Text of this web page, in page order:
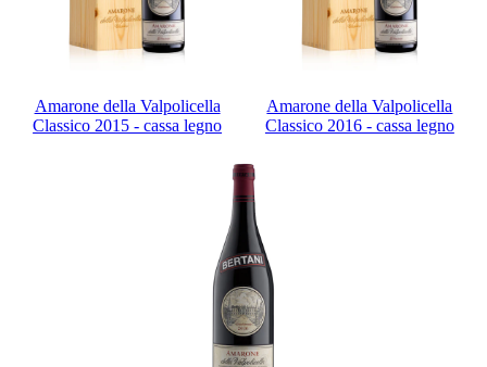
Amarone della Valpolicella
Classico 2015 - cassa legno
Amarone della Valpolicella
Classico 2016 - cassa legno